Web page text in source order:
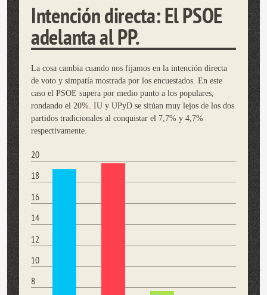
Intención directa: El PSOE
adelanta al PP.
La cosa cambia cuando nos fijamos en la intención directa
de voto y simpatía mostrada por los encuestados. En este
caso el PSOE supera por medio punto a los populares,
rondando el 20%. IU y UPyD se sitúan muy lejos de los dos
partidos tradicionales al conquistar el 7,7% y 4,7%
respectivamente.
20
18
16
14
12
10
8